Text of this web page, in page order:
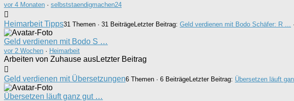
vor 4 Monaten · selbststaendigmachen24
Heimarbeit Tipps31 Themen · 31 BeiträgeLetzter Beitrag: Geld verdienen mit Bodo Schäfer: R … ·
Geld verdienen mit Bodo S …
vor 2 Wochen · Heimarbeit
Arbeiten von Zuhause ausLetzter Beitrag
Geld verdienen mit Übersetzungen6 Themen · 6 BeiträgeLetzter Beitrag: Übersetzen läuft
Übersetzen läuft ganz gut …